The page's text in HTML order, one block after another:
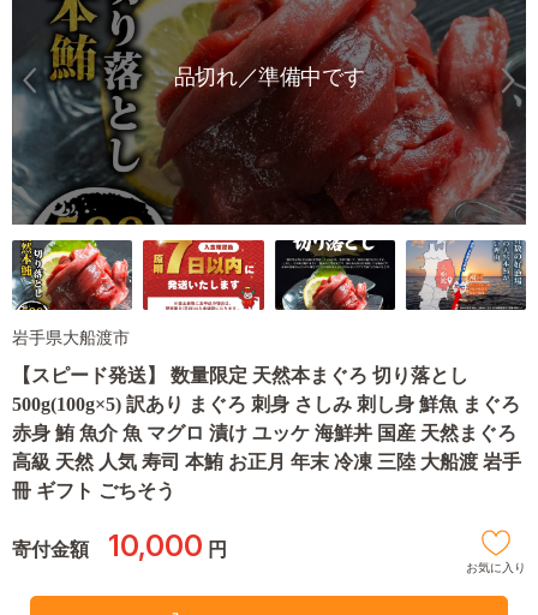
品切れ／準備中です
岩手県大船渡市
【スピード発送】 数量限定 天然本まぐろ 切り落とし
500g(100g×5) 訳あり まぐろ 刺身 さしみ 刺し身 鮮魚 まぐろ
赤身 鮪 魚介 魚 マグロ 漬け ユッケ 海鮮丼 国産 天然まぐろ
高級 天然 人気 寿司 本鮪 お正月 年末 冷凍 三陸 大船渡 岩手
冊 ギフト ごちそう
寄付金額 10,000 円
お気に入り